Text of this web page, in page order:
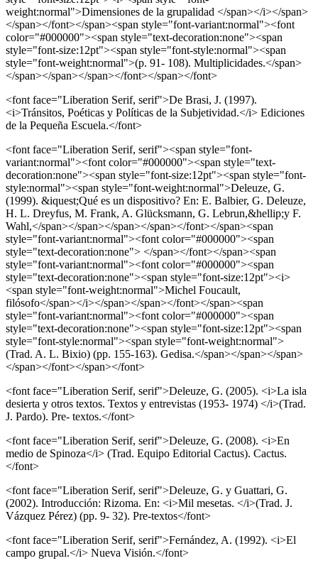
weight:normal">Dimensiones de la grupalidad </span></i></span>
</span></font></span><span style="font-variant:normal"><font
color="#000000"><span style="text-decoration:none"><span
style="font-size:12pt"><span style="font-style:normal"><span
style="font-weight:normal">(p. 91- 108). Multiplicidades.</span>
</span></span></span></font></span></font>
<font face="Liberation Serif, serif">De Brasi, J. (1997).
<i>Tránsitos, Poéticas y Políticas de la Subjetividad.</i> Ediciones
de la Pequeña Escuela.</font>
<font face="Liberation Serif, serif"><span style="font-
variant:normal"><font color="#000000"><span style="text-
decoration:none"><span style="font-size:12pt"><span style="font-
style:normal"><span style="font-weight:normal">Deleuze, G.
(1999). &iquest;Qué es un dispositivo? En: E. Balbier, G. Deleuze,
H. L. Dreyfus, M. Frank, A. Glücksmann, G. Lebrun,&hellip;y F.
Wahl,</span></span></span></span></font></span><span
style="font-variant:normal"><font color="#000000"><span
style="text-decoration:none"> </span></font></span><span
style="font-variant:normal"><font color="#000000"><span
style="text-decoration:none"><span style="font-size:12pt"><i>
<span style="font-weight:normal">Michel Foucault,
filósofo</span></i></span></span></font></span><span
style="font-variant:normal"><font color="#000000"><span
style="text-decoration:none"><span style="font-size:12pt"><span
style="font-style:normal"><span style="font-weight:normal">
(Trad. A. L. Bixio) (pp. 155-163). Gedisa.</span></span></span>
</span></font></span></font>
<font face="Liberation Serif, serif">Deleuze, G. (2005). <i>La isla
desierta y otros textos. Textos y entrevistas (1953- 1974) </i>(Trad.
J. Pardo). Pre- textos.</font>
<font face="Liberation Serif, serif">Deleuze, G. (2008). <i>En
medio de Spinoza</i> (Trad. Equipo Editorial Cactus). Cactus.
</font>
<font face="Liberation Serif, serif">Deleuze, G. y Guattari, G.
(2002). Introducción: Rizoma. En: <i>Mil mesetas. </i>(Trad. J.
Vázquez Pérez) (pp. 9- 32). Pre-textos</font>
<font face="Liberation Serif, serif">Fernández, A. (1992). <i>El
campo grupal.</i> Nueva Visión.</font>